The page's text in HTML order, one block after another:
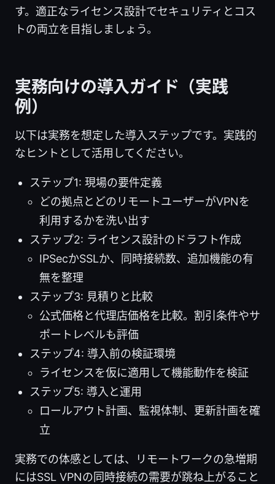
す。適正なライセンス設計でセキュリティとコス
トの両立を目指しましょう。
実務向けの導入ガイド（実践
例）
以下は実務を想定した導入ステップです。実践的
なヒントとして活用してください。
ステップ1: 現場の要件定義
どの拠点とどのリモートユーザーがVPNを
利用するかを洗い出す
ステップ2: ライセンス設計のドラフト作成
IPSecかSSLか、同時接続数、追加機能の有
無を整理
ステップ3: 見積りと比較
公式価格と代理店価格を比較。割引条件やサ
ポートレベルも評価
ステップ4: 導入前の検証環境
ライセンスを仮に適用して機能動作を検証
ステップ5: 導入と運用
ロールアウト計画、監視体制、更新計画を確
立
実務での体感としては、リモートワークの急増期
にはSSL VPNの同時接続の需要が跳ね上がること